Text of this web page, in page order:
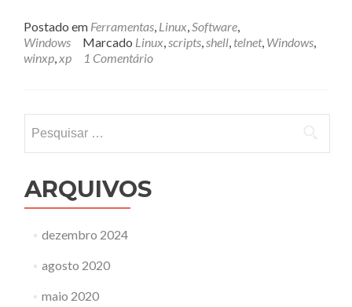
sobreTelnet
do
Window
Linux
Postado em Ferramentas, Linux,Software,
Windows
Marcado Linux,scripts,shell, telnet, Windows,
winxp,xp 1 Comentário
por:
ARQUIVOS
dezembro 2024
agosto 2020
maio 2020